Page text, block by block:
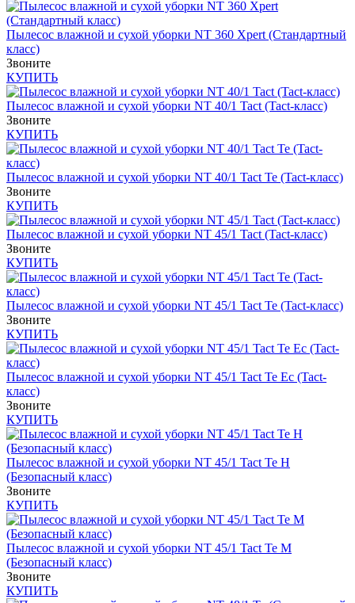
Пылесос влажной и сухой уборки NT 360 Xpert (Стандартный
класс)
Звоните
КУПИТЬ
Пылесос влажной и сухой уборки NT 40/1 Tact (Tact-класс)
Звоните
КУПИТЬ
Пылесос влажной и сухой уборки NT 40/1 Tact Te (Tact-класс)
Звоните
КУПИТЬ
Пылесос влажной и сухой уборки NT 45/1 Tact (Tact-класс)
Звоните
КУПИТЬ
Пылесос влажной и сухой уборки NT 45/1 Tact Te (Tact-класс)
Звоните
КУПИТЬ
Пылесос влажной и сухой уборки NT 45/1 Tact Te Ec (Tact-
класс)
Звоните
КУПИТЬ
Пылесос влажной и сухой уборки NT 45/1 Tact Te H
(Безопасный класс)
Звоните
КУПИТЬ
Пылесос влажной и сухой уборки NT 45/1 Tact Te M
(Безопасный класс)
Звоните
КУПИТЬ